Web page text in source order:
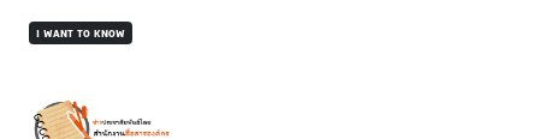
I WANT TO KNOW